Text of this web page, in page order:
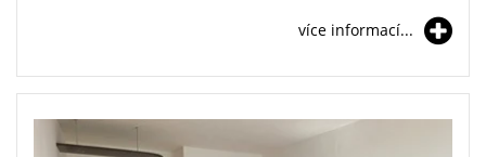
více informací...